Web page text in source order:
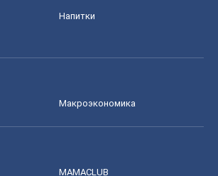
Напитки
Mакроэкономика
MAMACLUB